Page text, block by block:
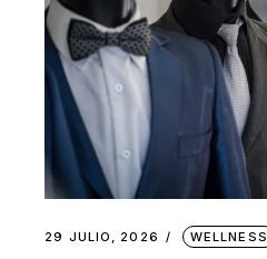
29 JULIO, 2026 WELLNESS